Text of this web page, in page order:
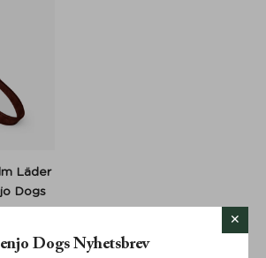
Läder
Dogs
Dogs Nyhetsbrev